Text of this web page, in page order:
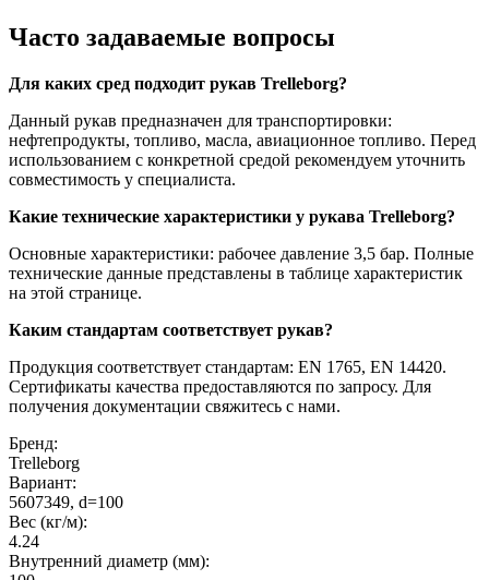
Часто задаваемые вопросы
Для каких сред подходит рукав Trelleborg?
Данный рукав предназначен для транспортировки:
нефтепродукты, топливо, масла, авиационное топливо. Перед
использованием с конкретной средой рекомендуем уточнить
совместимость у специалиста.
Какие технические характеристики у рукава Trelleborg?
Основные характеристики: рабочее давление 3,5 бар. Полные
технические данные представлены в таблице характеристик
на этой странице.
Каким стандартам соответствует рукав?
Продукция соответствует стандартам: EN 1765, EN 14420.
Сертификаты качества предоставляются по запросу. Для
получения документации свяжитесь с нами.
Бренд:
Trelleborg
Вариант:
5607349, d=100
Вес (кг/м):
4.24
Внутренний диаметр (мм):